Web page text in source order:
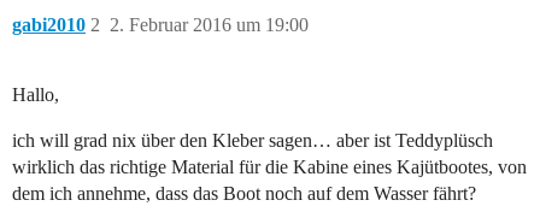
gabi2010 2. Februar 2016 um 19:00
2
Hallo,
ich will grad nix über den Kleber sagen… aber ist Teddyplüsch
wirklich das richtige Material für die Kabine eines Kajütbootes, von
dem ich annehme, dass das Boot noch auf dem Wasser fährt?